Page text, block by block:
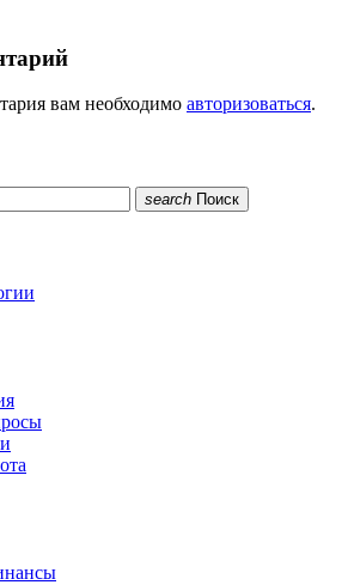
вам необходимо авторизоваться.
search Поиск